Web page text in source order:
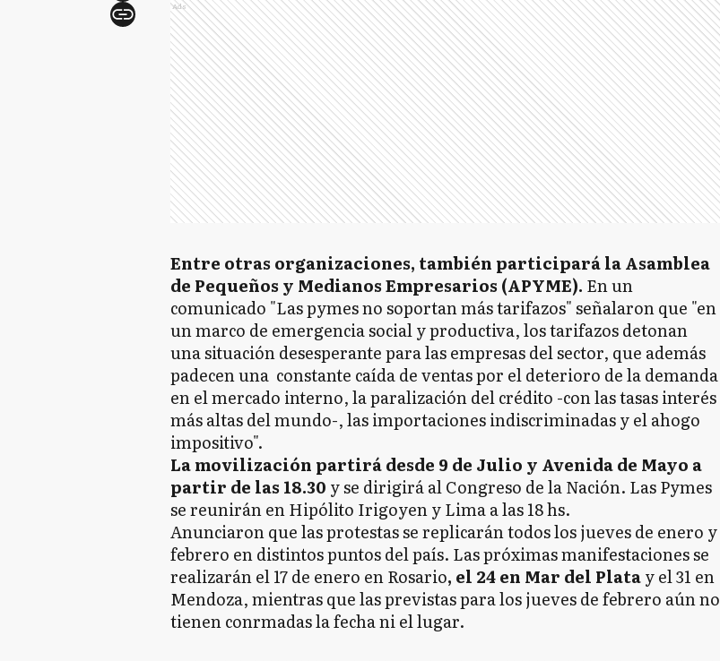
Ads
Entre otras organizaciones, también participará la Asamblea
de Pequeños y Medianos Empresarios (APYME). En un
comunicado "Las pymes no soportan más tarifazos" señalaron que "en
un marco de emergencia social y productiva, los tarifazos detonan
una situación desesperante para las empresas del sector, que además
padecen una constante caída de ventas por el deterioro de la demanda
en el mercado interno, la paralización del crédito -con las tasas interés
más altas del mundo-, las importaciones indiscriminadas y el ahogo
impositivo".
La movilización partirá desde 9 de Julio y Avenida de Mayo a
partir de las 18.30 y se dirigirá al Congreso de la Nación. Las Pymes
se reunirán en Hipólito Irigoyen y Lima a las 18 hs.
Anunciaron que las protestas se replicarán todos los jueves de enero y
febrero en distintos puntos del país. Las próximas manifestaciones se
realizarán el 17 de enero en Rosario, el 24 en Mar del Platay el 31 en
Mendoza, mientras que las previstas para los jueves de febrero aún no
tienen conrmadas la fecha ni el lugar.